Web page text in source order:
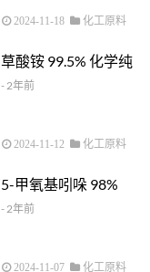
2024-11-18 化工原料
草酸铵 99.5% 化学纯
- 2年前
2024-11-12 化工原料
5-甲氧基吲哚 98%
- 2年前
2024-11-07 化工原料